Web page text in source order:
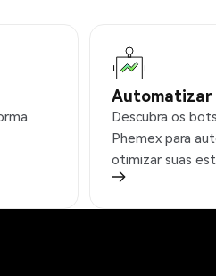
Automatizar
Descubra os
Phemex para
otimizar suas